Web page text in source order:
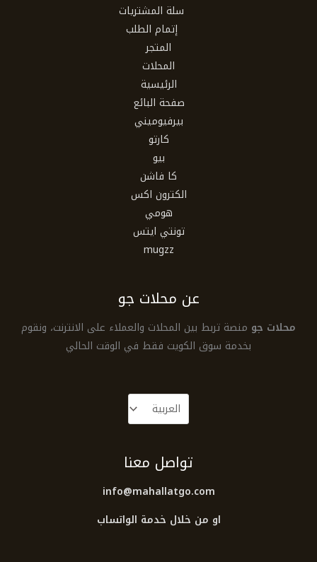
سلة المشتريات
إتمام الطلب
المتجر
المحلات
الرئيسية
صفحة البائع
بيرفيوميني
كارتو
بيو
كا فاشن
الكترون اكس
هومي
تونتي ايتس
mugzz
عن محلات جو
محلات جو منصة تربط بين المحلات والعملاء على الانترنت، ونقوم
بخدمة سوق الكويت فقط في الوقت الحالي
تواصل معنا
info@mahallatgo.com
او من خلال خدمة الواتساب